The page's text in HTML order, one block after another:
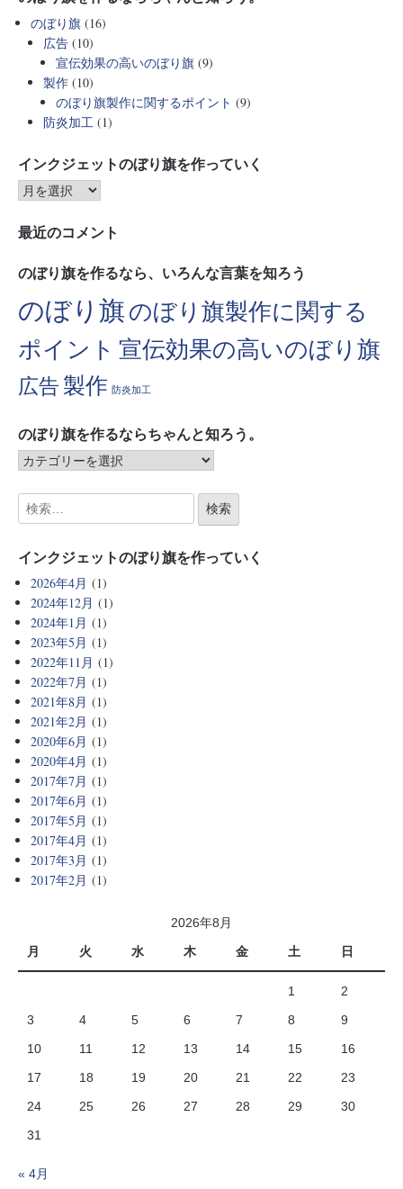
のぼり旗 (16)
広告 (10)
宣伝効果の高いのぼり旗 (9)
製作 (10)
のぼり旗製作に関するポイント (9)
防炎加工 (1)
インクジェットのぼり旗を作っていく
最近のコメント
のぼり旗を作るなら、いろんな言葉を知ろう
のぼり旗のぼり旗製作に関する
ポイント 宣伝効果の高いのぼり旗
広告 製作 防炎加工
のぼり旗を作るならちゃんと知ろう。
インクジェットのぼり旗を作っていく
2026年4月 (1)
2024年12月 (1)
2024年1月 (1)
2023年5月 (1)
2022年11月 (1)
2022年7月 (1)
2021年8月 (1)
2021年2月 (1)
2020年6月 (1)
2020年4月 (1)
2017年7月 (1)
2017年6月 (1)
2017年5月 (1)
2017年4月 (1)
2017年3月 (1)
2017年2月 (1)
2026年8月
月
火 水 木 金 土 日
1
2
3
4 5 6 7 8
9
10
11 12 13 14 15
16
17
18 19 20 21 22
23
24
25 26 27 28 29
30
31
« 4月